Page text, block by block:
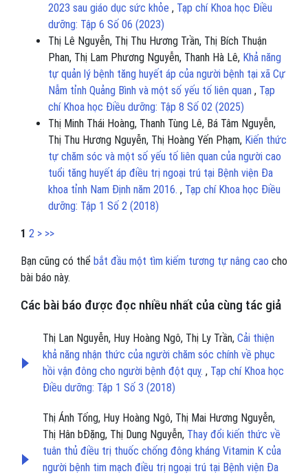
2023 sau giáo dục sức khỏe , Tạp chí Khoa học Điều
dưỡng: Tập 6 Số 06 (2023)
Thị Lê Nguyễn, Thị Thu Hương Trần, Thị Bích Thuận
Phan, Thị Lam Phương Nguyễn, Thanh Hà Lê, Khả năng
tự quản lý bệnh tăng huyết áp của người bệnh tại xã Cự
Nẫm tỉnh Quảng Bình và một số yếu tố liên quan , Tạp
chí Khoa học Điều dưỡng: Tập 8 Số 02 (2025)
Thị Minh Thái Hoàng, Thanh Tùng Lê, Bá Tâm Nguyễn,
Thị Thu Hương Nguyễn, Thị Hoàng Yến Phạm, Kiến thức
tự chăm sóc và một số yếu tố liên quan của người cao
tuổi tăng huyết áp điều trị ngoại trú tại Bệnh viện Đa
khoa tỉnh Nam Định năm 2016. , Tạp chí Khoa học Điều
dưỡng: Tập 1 Số 2 (2018)
1 2 > >>
Bạn cũng có thể bắt đầu một tìm kiếm tương tự nâng cao cho
bài báo này.
Các bài báo được đọc nhiều nhất của cùng tác giả
Thị Lan Nguyễn, Huy Hoàng Ngô, Thị Ly Trần, Cải thiện
khả năng nhận thức của người chăm sóc chính về phục
hồi vận đông cho người bệnh đột quỵ. , Tạp chí Khoa học
Điều dưỡng: Tập 1 Số 3 (2018)
Thị Ánh Tống, Huy Hoàng Ngô, Thị Mai Hương Nguyễn,
Thị Hân bĐặng, Thị Dung Nguyễn, Thay đổi kiến thức về
tuân thủ điều trị thuốc chống đông kháng Vitamin K của
người bệnh tim mạch điều trị ngoại trú tại Bệnh viện Đa